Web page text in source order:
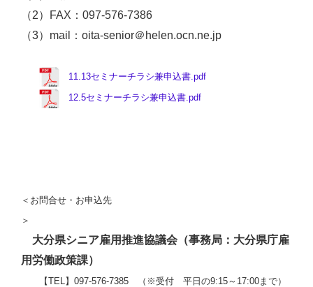
（2）FAX：097-576-7386
（3）mail：oita-senior＠helen.ocn.ne.jp
11.13セミナーチラシ兼申込書.pdf
12.5セミナーチラシ兼申込書.pdf
＜お問合せ・お申込先
＞
大分県シニア雇用推進協議会（事務局：大分県庁雇
用労働政策課）
【TEL】097-576-7385 （※受付 平日の9:15～17:00まで）